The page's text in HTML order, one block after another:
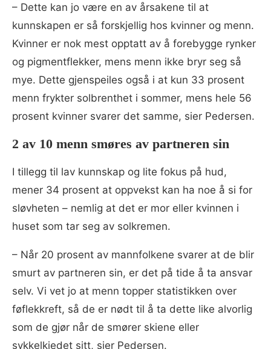
– Dette kan jo være en av årsakene til at
kunnskapen er så forskjellig hos kvinner og menn.
Kvinner er nok mest opptatt av å forebygge rynker
og pigmentflekker, mens menn ikke bryr seg så
mye. Dette gjenspeiles også i at kun 33 prosent
menn frykter solbrenthet i sommer, mens hele 56
prosent kvinner svarer det samme, sier Pedersen.
2 av 10 menn smøres av partneren sin
I tillegg til lav kunnskap og lite fokus på hud,
mener 34 prosent at oppvekst kan ha noe å si for
sløvheten – nemlig at det er mor eller kvinnen i
huset som tar seg av solkremen.
– Når 20 prosent av mannfolkene svarer at de blir
smurt av partneren sin, er det på tide å ta ansvar
selv. Vi vet jo at menn topper statistikken over
føflekkreft, så de er nødt til å ta dette like alvorlig
som de gjør når de smører skiene eller
sykkelkjedet sitt, sier Pedersen.